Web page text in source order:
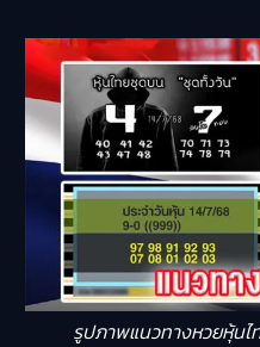
รูปภาพแนวทางหวยหุ้น